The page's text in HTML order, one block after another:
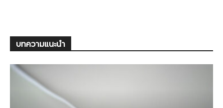
บทความแนะนำ